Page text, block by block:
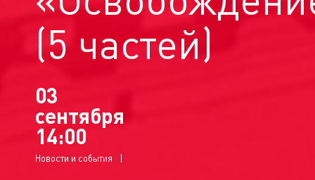
(5 частей)
03
сентября
14:00
Новости и события